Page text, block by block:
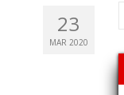
23
MAR 2020